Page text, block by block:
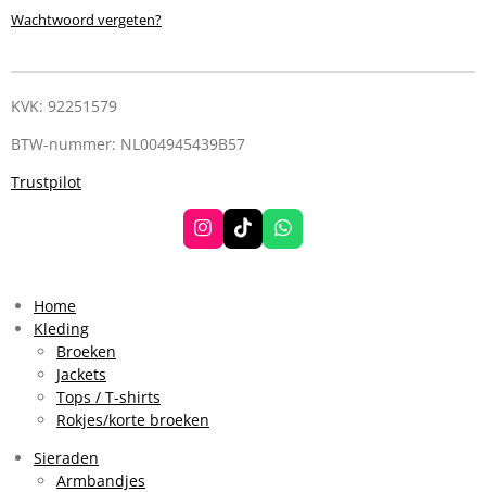
Wachtwoord vergeten?
KVK: 92251579
BTW-nummer: NL004945439B57
Trustpilot
I
n
T
i
W
h
Home
Kleding
Broeken
Jackets
Tops / T-shirts
Rokjes/korte broeken
Sieraden
Armbandjes